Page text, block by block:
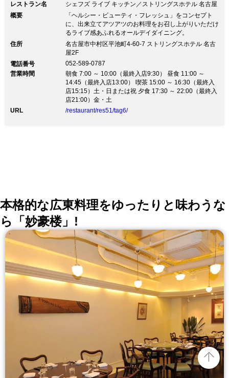
レストラン名
シェフズ ライブ キッチン／ストリングスホテル 名古屋
概要
「ヘルシー・ビューティ・フレッシュ」をコンセプト
に、出来立てアツアツのお料理をお召し上がりいただけ
るライブ感あふれるオールデイダイニング。
住所
名古屋市中村区平池町4-60-7 ストリングスホテル 名古
屋2F
電話番号
052-589-0787
営業時間
朝食 7:00 ～ 10:00（最終入店9:30） 昼食 11:00 ～
14:45（最終入店13:00） 喫茶 15:00 ～ 16:30（最終入
店15:15）土・日または祝 夕食 17:30 ～ 22:00（最終入
店21:00）金・土
URL
/restaurant/res51/tag6/
本格的な広東料理をゆったりと味わうな
ら「妙豪楼」!
top